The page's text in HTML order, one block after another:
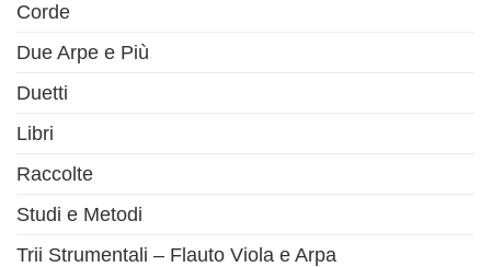
Corde
Due Arpe e Più
Duetti
Libri
Raccolte
Studi e Metodi
Trii Strumentali – Flauto Viola e Arpa